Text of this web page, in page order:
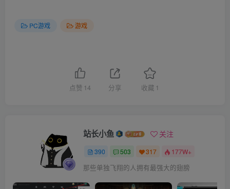
PC游戏 游戏
点赞 14 分享 收藏 1
站长小鱼 关注
390 503 317 177W+
那些单独飞翔的人拥有最强大的翅膀